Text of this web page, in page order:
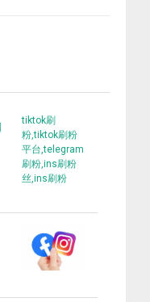
tiktok刷
粉,tiktok刷粉
平台,telegram
刷粉,ins刷粉
丝,ins刷粉